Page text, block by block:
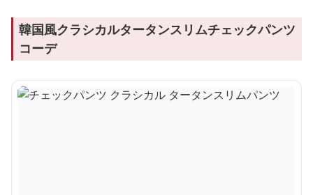
韓国風クラシカルタータンスリムチェックパンツ
コーデ